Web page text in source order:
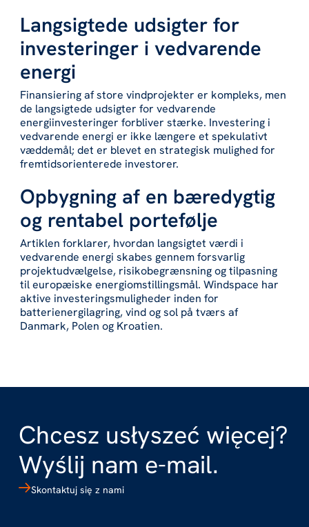
Langsigtede udsigter for
investeringer i vedvarende
energi
Finansiering af store vindprojekter er kompleks, men
de langsigtede udsigter for vedvarende
energiinvesteringer forbliver stærke. Investering i
vedvarende energi er ikke længere et spekulativt
væddemål; det er blevet en strategisk mulighed for
fremtidsorienterede investorer.
Opbygning af en bæredygtig
og rentabel portefølje
Artiklen forklarer, hvordan langsigtet værdi i
vedvarende energi skabes gennem forsvarlig
projektudvælgelse, risikobegrænsning og tilpasning
til europæiske energiomstillingsmål. Windspace har
aktive investeringsmuligheder inden for
batterienergilagring, vind og sol på tværs af
Danmark, Polen og Kroatien.
Chcesz usłyszeć więcej?
Wyślij nam e-mail.
Skontaktuj się z nami